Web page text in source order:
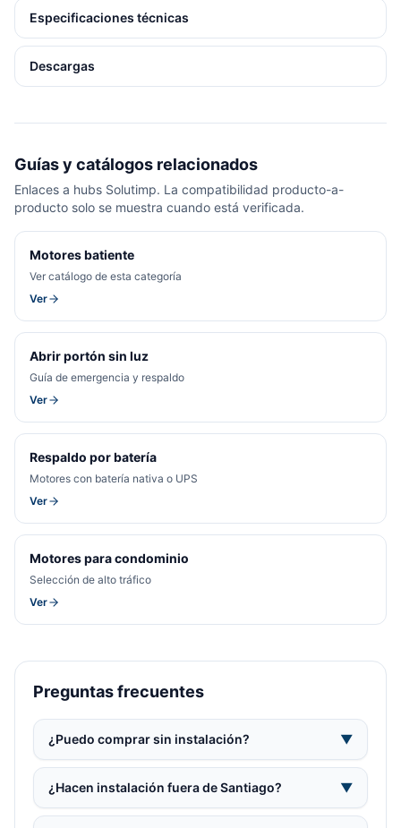
Especificaciones técnicas
Descargas
Guías y catálogos relacionados
Enlaces a hubs Solutimp. La compatibilidad producto-a-
producto solo se muestra cuando está verificada.
Motores batiente
Ver catálogo de esta categoría
Ver
Abrir portón sin luz
Guía de emergencia y respaldo
Ver
Respaldo por batería
Motores con batería nativa o UPS
Ver
Motores para condominio
Selección de alto tráfico
Ver
Preguntas frecuentes
¿Puedo comprar sin instalación? ▼
¿Hacen instalación fuera de Santiago? ▼